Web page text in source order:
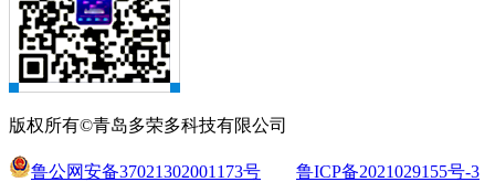
版权所有©青岛多荣多科技有限公司
鲁公网安备37021302001173号 鲁ICP备2021029155号-3